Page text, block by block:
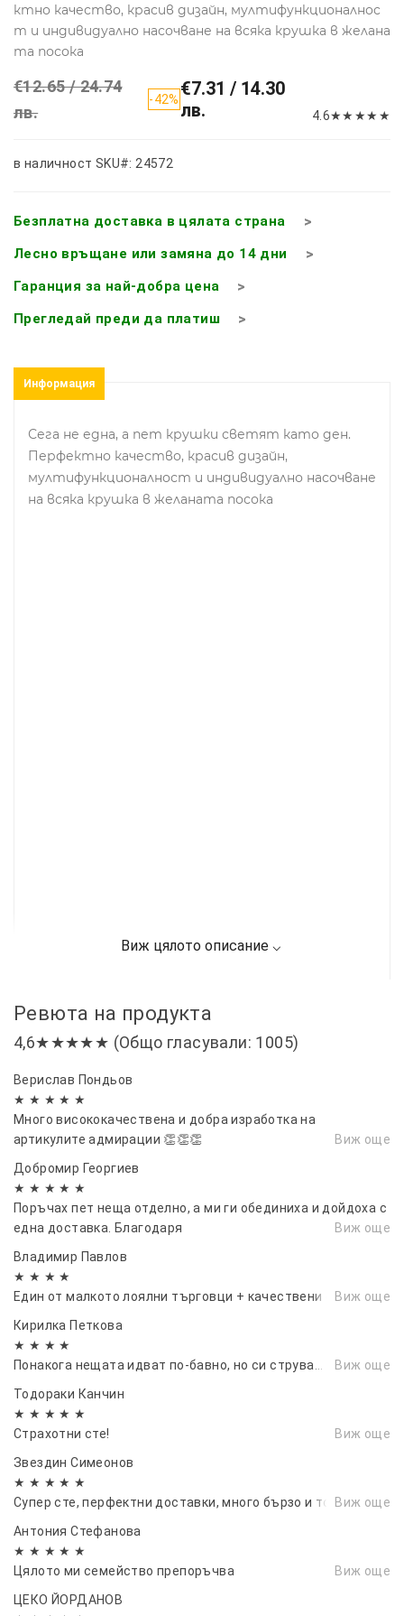
ктно качество, красив дизайн, мултифункционалнос
т и индивидуално насочване на всяка крушка в желана
та посока
€12.65 / 24.74
лв.
-42%€7.31 / 14.30
лв.
4.6★★ ★★ ★
в наличност SKU#: 24572
Безплатна доставка в цялата страна
Лесно връщане или замяна до 14 дни
Гаранция за най-добра цена
Прегледай преди да платиш
Информация
Сега не една, а пет крушки светят като ден.
Перфектно качество, красив дизайн,
мултифункционалност и индивидуално насочване
на всяка крушка в желаната посока
Ревюта на продукта
4,6★★★★★ (Общо гласували: 1005)
Верислав Пондьов
★ ★ ★ ★ ★
Много висококачествена и добра изработка на
артикулите адмирации 👏👏👏
Виж още
Добромир Георгиев
★ ★ ★ ★ ★
Поръчах пет неща отделно, а ми ги обединиха и дойдоха с
една доставка. Благодаря
Виж още
Владимир Павлов
★ ★ ★ ★
Един от малкото лоялни търговци + качествени стоки.
Виж още
Кирилка Петкова
★ ★ ★ ★
Понакога нещата идват по-бавно, но си струва...
Виж още
Тодораки Канчин
★ ★ ★ ★ ★
Страхотни сте!
Виж още
Звездин Симеонов
★ ★ ★ ★ ★
Супер сте, перфектни доставки, много бързо и точноВиж още
Антония Стефанова
★ ★ ★ ★ ★
Цялото ми семейство препоръчва
Виж още
ЦЕКО ЙОРДАНОВ